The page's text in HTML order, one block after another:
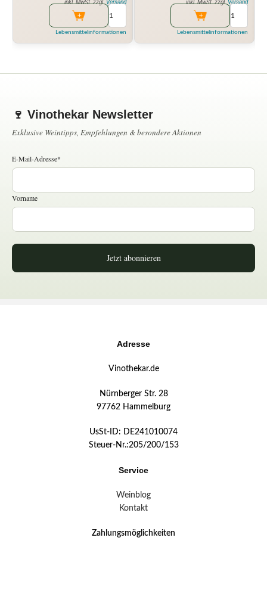
inkl. MwSt. zzgl. Versand
Lebensmittelinformationen
inkl. MwSt. zzgl. Versand
Lebensmittelinformationen
🍷 Vinothekar Newsletter
Exklusive Weintipps, Empfehlungen & besondere Aktionen
E-Mail-Adresse*
Vorname
Jetzt abonnieren
Adresse
Vinothekar.de
Nürnberger Str. 28
97762 Hammelburg
UsSt-ID: DE241010074
Steuer-Nr.:205/200/153
Service
Weinblog
Kontakt
Zahlungsmöglichkeiten